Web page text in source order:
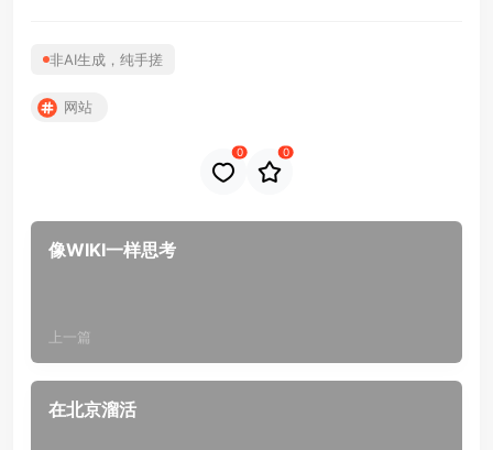
非AI生成，纯手搓
网站
0 0
像WIKI一样思考
上一篇
在北京溜活